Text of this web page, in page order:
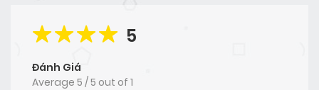
5
Đánh Giá
Average 5 /5 out of 1